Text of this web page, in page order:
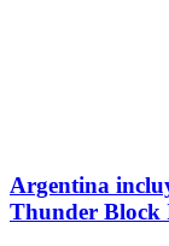
Argentina
Thunder Block